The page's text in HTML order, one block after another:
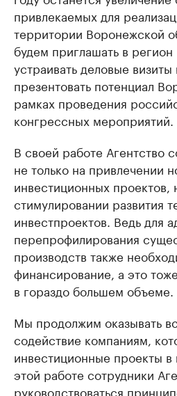
привлекаемых для
территории Воронежской
будем приглашать в регион
устраивать деловые
презентовать потенциал
рамках проведения
конгрессных мероприятий.
В своей работе Агентство
не только на привлечении
инвестиционных проектов,
стимулировании развития
инвестпроектов. Ведь для
перепрофилирования
производств также
финансирование, а это
в гораздо большем объеме.
Мы продолжим оказывать
содействие компаниям,
инвестиционные проекты
этой работе сотрудники
руководствоваться